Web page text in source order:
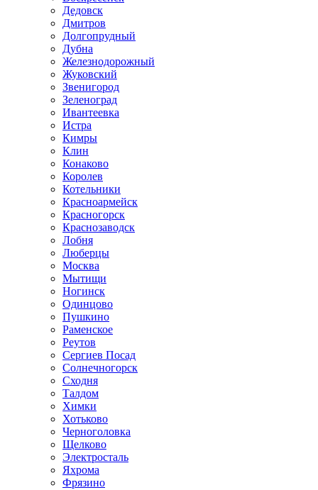
Дедовск
Дмитров
Долгопрудный
Дубна
Железнодорожный
Жуковский
Звенигород
Зеленоград
Ивантеевка
Истра
Кимры
Клин
Конаково
Королев
Котельники
Красноармейск
Красногорск
Краснозаводск
Лобня
Люберцы
Москва
Мытищи
Ногинск
Одинцово
Пушкино
Раменское
Реутов
Сергиев Посад
Солнечногорск
Сходня
Талдом
Химки
Хотьково
Черноголовка
Щелково
Электросталь
Яхрома
Фрязино